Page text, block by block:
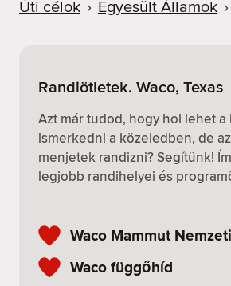
Úti célok › Egyesült Államok ›
Randiötletek. Waco, Texas
Azt már tudod, hogy hol lehet
ismerkedni a közeledben, de
menjetek randizni? Segítünk!
legjobb randihelyei és
Waco Mammut
Waco függőhíd